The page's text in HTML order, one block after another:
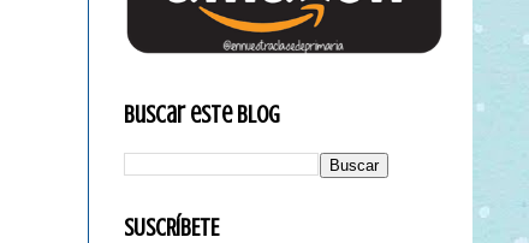
Buscar este blog
SUSCRÍBETE